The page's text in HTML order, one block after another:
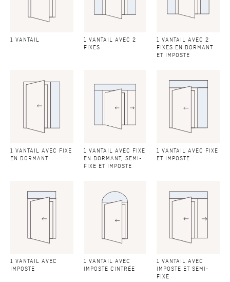
1 VANTAIL
1 VANTAIL AVEC 2
FIXES
1 VANTAIL AVEC 2
FIXES EN DORMANT
ET IMPOSTE
1 VANTAIL AVEC FIXE
EN DORMANT
1 VANTAIL AVEC FIXE
EN DORMANT, SEMI-
FIXE ET IMPOSTE
1 VANTAIL AVEC FIXE
ET IMPOSTE
1 VANTAIL AVEC
IMPOSTE
1 VANTAIL AVEC
IMPOSTE CINTRÉE
1 VANTAIL AVEC
IMPOSTE ET SEMI-
FIXE